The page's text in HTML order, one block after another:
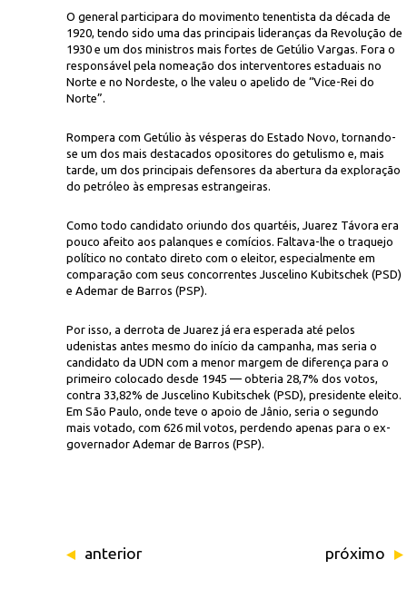
O general participara do movimento tenentista da década de
1920, tendo sido uma das principais lideranças da Revolução de
1930 e um dos ministros mais fortes de Getúlio Vargas. Fora o
responsável pela nomeação dos interventores estaduais no
Norte e no Nordeste, o lhe valeu o apelido de “Vice-Rei do
Norte”.
Rompera com Getúlio às vésperas do Estado Novo, tornando-
se um dos mais destacados opositores do getulismo e, mais
tarde, um dos principais defensores da abertura da exploração
do petróleo às empresas estrangeiras.
Como todo candidato oriundo dos quartéis, Juarez Távora era
pouco afeito aos palanques e comícios. Faltava-lhe o traquejo
político no contato direto com o eleitor, especialmente em
comparação com seus concorrentes Juscelino Kubitschek (PSD)
e Ademar de Barros (PSP).
Por isso, a derrota de Juarez já era esperada até pelos
udenistas antes mesmo do início da campanha, mas seria o
candidato da UDN com a menor margem de diferença para o
primeiro colocado desde 1945 — obteria 28,7% dos votos,
contra 33,82% de Juscelino Kubitschek (PSD), presidente eleito.
Em São Paulo, onde teve o apoio de Jânio, seria o segundo
mais votado, com 626 mil votos, perdendo apenas para o ex-
governador Ademar de Barros (PSP).
anterior próximo